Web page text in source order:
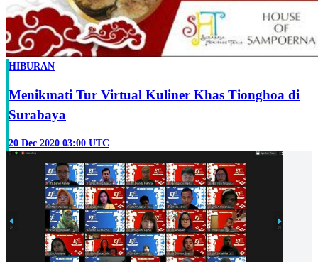
HIBURAN
Menikmati Tur Virtual Kuliner Khas Tionghoa di
Surabaya
20 Dec 2020 03:00 UTC